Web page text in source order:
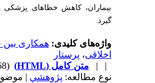
بیماران، کاهش خطاهای پزشکی و
گیرد.
واژه‌های کلیدی:همکاری بین
اخلاقی،پرستار
| | متن کامل (HTML)
(3368 مشاهده)
نوع مطالعه:پژوهشي| موضوع